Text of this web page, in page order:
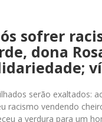
sofrer
dona
serão exaltados:
racismo vendendo
a verdura para um